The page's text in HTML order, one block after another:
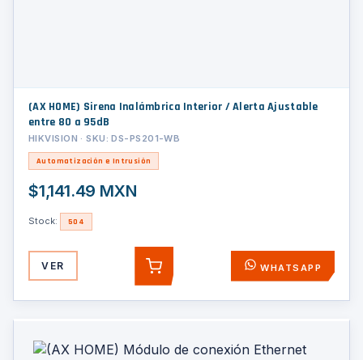
(AX HOME) Sirena Inalámbrica Interior / Alerta Ajustable
entre 80 a 95dB
HIKVISION · SKU: DS-PS201-WB
Automatización e Intrusión
$1,141.49 MXN
Stock: 504
VER AGREGAR WHATSAPP